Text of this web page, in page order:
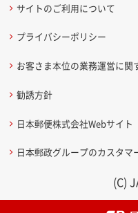
サイトのご利用について
プライバシーポリシー
お客さま本位の業務運営に関
勧誘方針
日本郵便株式会社Webサイ
日本郵政グループのカスタ
(C)